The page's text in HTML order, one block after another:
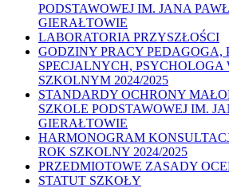
PODSTAWOWEJ IM. JANA
GIERAŁTOWIE
LABORATORIA PRZYSZŁOŚCI
GODZINY PRACY PEDAGOGA,
SPECJALNYCH, PSYCHOLOGA
SZKOLNYM 2024/2025
STANDARDY OCHRONY
SZKOLE PODSTAWOWEJ IM.
GIERAŁTOWIE
HARMONOGRAM
ROK SZKOLNY 2024/2025
PRZEDMIOTOWE ZASADY
STATUT SZKOŁY